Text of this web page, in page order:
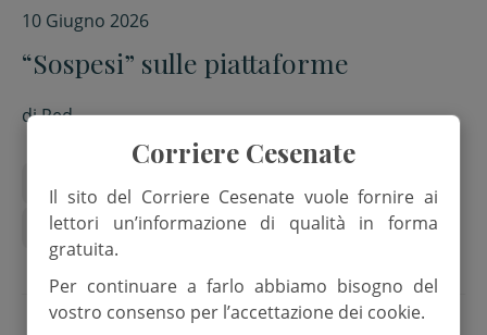
10 Giugno 2026
“Sospesi” sulle piattaforme
diRed.
Premi
Corriere Cesenate
Il sito del Corriere Cesenate vuole fornire ai
lettori un’informazione di qualità in forma
gratuita.
Per continuare a farlo abbiamo bisogno del
vostro consenso per l’accettazione dei cookie.